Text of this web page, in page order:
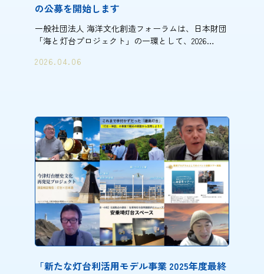
の公募を開始します
一般社団法人 海洋文化創造フォーラムは、日本財団
「海と灯台プロジェクト」の一環として、2026…
2026.04.06
「新たな灯台利活用モデル事業 2025年度最終